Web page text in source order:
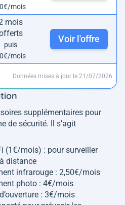
mois
mois
puis
mois
Voir l'offre
Données mises à jour le 21/07/2026
supplémentaires pour
de sécurité. Il s’agit
(1€/mois) : pour surveiller
distance
infrarouge : 2,50€/mois
photo : 4€/mois
: 3€/mois